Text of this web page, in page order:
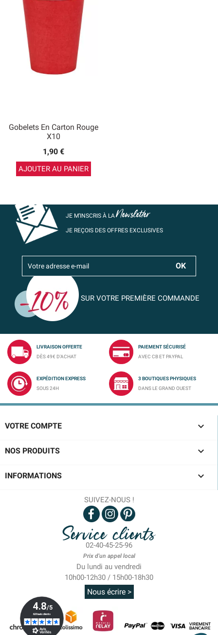
Gobelets En Carton Rouge
X10
1,90 €
AJOUTER AU PANIER
JE M’INSCRIS À LANewsletter
JE REÇOIS DES OFFRES EXCLUSIVES
SUR VOTRE PREMIÈRE COMMANDE
LIVRAISON OFFERTE
DÈS 49€ D'ACHAT
PAIEMENT SÉCURISÉ
AVEC CB ET PAYPAL
EXPÉDITION EXPRESS
SOUS 24H
3 BOUTIQUES PHYSIQUES
DANS LE GRAND OUEST
VOTRE COMPTE 
NOS PRODUITS 
INFORMATIONS 
SUIVEZ-NOUS !
Service clients
02-40-45-25-96
Prix d'un appel local
Du lundi au vendredi
10h00-12h30 / 15h00-18h30
Nous écrire >